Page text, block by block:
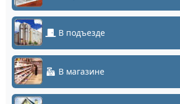
В подъезде
В магазине